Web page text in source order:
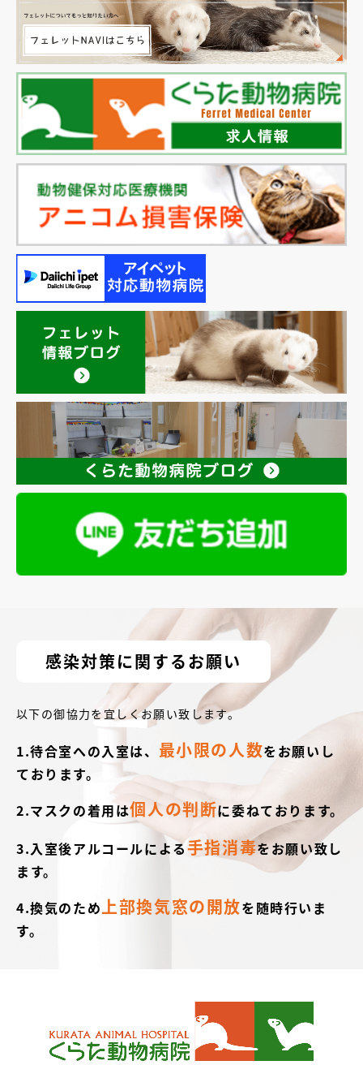
感染対策に関するお願い
以下の御協力を宜しくお願い致します。
1.待合室への入室は、 最小限の人数をお願いし
ております。
2.マスクの着用は個人の判断に委ねております。
3.入室後アルコールによる手指消毒をお願い致し
ます。
4.換気のため上部換気窓の開放を随時行いま
す。